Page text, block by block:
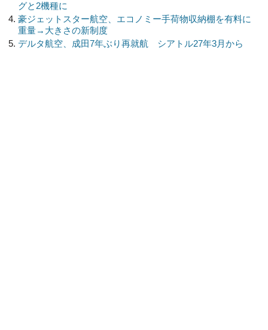
グと2機種に
豪ジェットスター航空、エコノミー手荷物収納棚を有料に
重量→大きさの新制度
デルタ航空、成田7年ぶり再就航 シアトル27年3月から